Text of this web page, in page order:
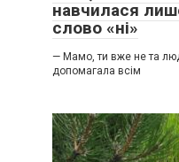
навчилася
слово «ні»
— Мамо, ти вже не та
допомагала всім